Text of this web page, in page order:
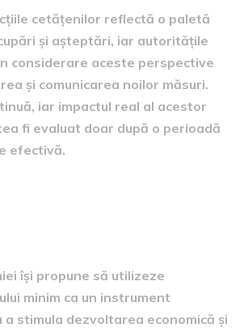
cetățenilor reflectă o paletă
și așteptări, iar autoritățile
considerare aceste perspective
și comunicarea noilor măsuri.
iar impactul real al acestor
fi evaluat doar după o perioadă
efectivă.
își propune să utilizeze
minim ca un instrument
stimula dezvoltarea economică și